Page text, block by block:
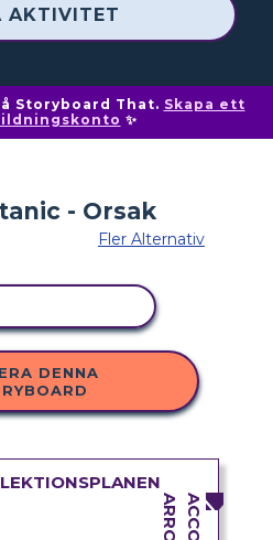
AKTIVITET
Storyboard That. Skapa ett
✨
Fler Alternativ
DENNA